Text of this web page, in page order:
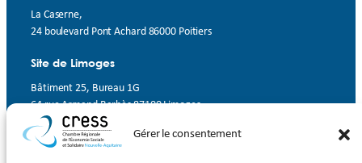
Gérer le consentement
La Caserne,
24 boulevard Pont Achard 86000 Poitiers
Site de Limoges
Bâtiment 25, Bureau 1G
64 rue Armand Barbès 87100 Limoges
Contact